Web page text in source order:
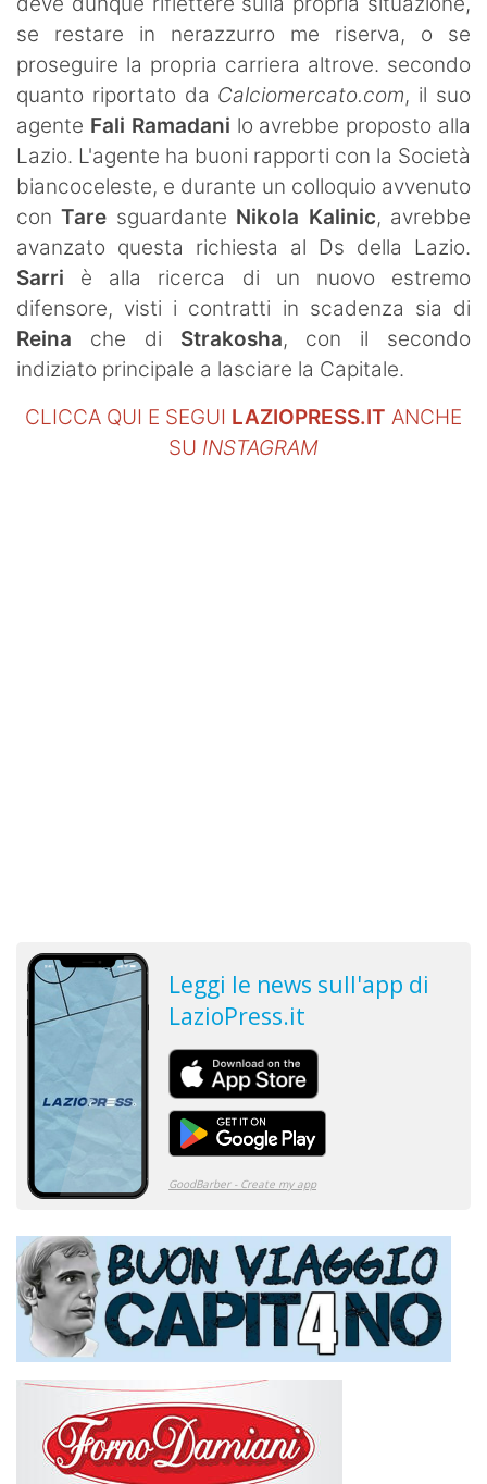
se restare in nerazzurro me riserva, o se
proseguire la propria carriera altrove. secondo
quanto riportato da Calciomercato.com, il suo
agente Fali Ramadani lo avrebbe proposto alla
Lazio. L'agente ha buoni rapporti con la Società
biancoceleste, e durante un colloquio avvenuto
conTare sguardante Nikola Kalinic, avrebbe
avanzato questa richiesta al Ds della Lazio.
Sarri è alla ricerca di un nuovo estremo
difensore, visti i contratti in scadenza sia di
Reina che di Strakosha, con il secondo
indiziato principale a lasciare la Capitale.
CLICCA QUI E SEGUI LAZIOPRESS.IT ANCHE
SU INSTAGRAM